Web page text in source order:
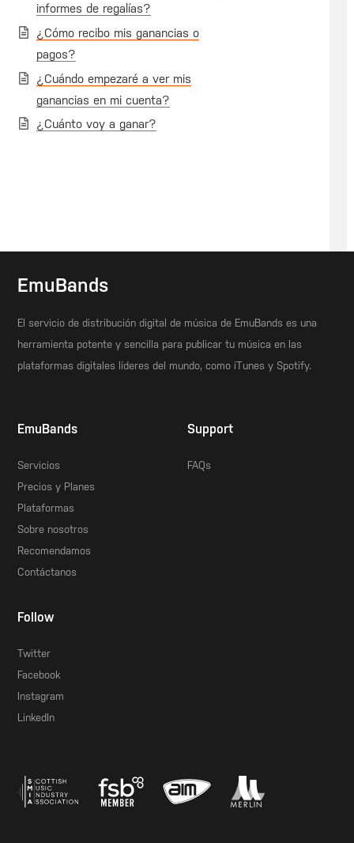
informes de regalías?
¿Cómo recibo mis ganancias o
pagos?
¿Cuándo empezaré a ver mis
ganancias en mi cuenta?
¿Cuánto voy a ganar?
EmuBands
El servicio de distribución digital de música de EmuBands es una
herramienta potente y sencilla para publicar tu música en las
plataformas digitales líderes del mundo, como iTunes y Spotify.
EmuBands
Servicios
Precios y Planes
Plataformas
Sobre nosotros
Recomendamos
Contáctanos
Support
FAQs
Follow
Twitter
Facebook
Instagram
LinkedIn